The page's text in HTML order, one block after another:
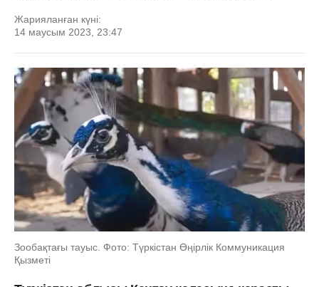
Жарияланған күні:
14 маусым 2023, 23:47
Зообақтағы тауыс. Фото: Түркістан Өңірлік Коммуникация
Қызметі